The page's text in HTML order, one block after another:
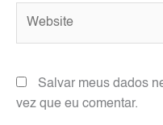
Salvar meus dados
vez que eu comentar.